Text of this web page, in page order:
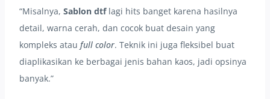
“Misalnya, Sablon dtflagi hits banget karena hasilnya
detail, warna cerah, dan cocok buat desain yang
kompleks atau full color. Teknik ini juga fleksibel buat
diaplikasikan ke berbagai jenis bahan kaos, jadi opsinya
banyak.”